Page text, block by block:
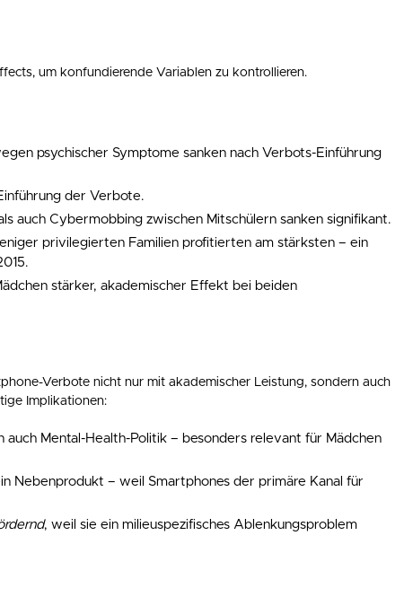
um konfundierende Variablen zu kontrollieren.
psychischer Symptome sanken nach Verbots-Einführung
der Verbote.
auch Cybermobbing zwischen Mitschülern sanken signifikant.
privilegierten Familien profitierten am stärksten – ein
stärker, akademischer Effekt bei beiden
Verbote nicht nur mit akademischer Leistung, sondern auch
Implikationen:
auch Mental-Health-Politik – besonders relevant für Mädchen
Nebenprodukt – weil Smartphones der primäre Kanal für
, weil sie ein milieuspezifisches Ablenkungsproblem